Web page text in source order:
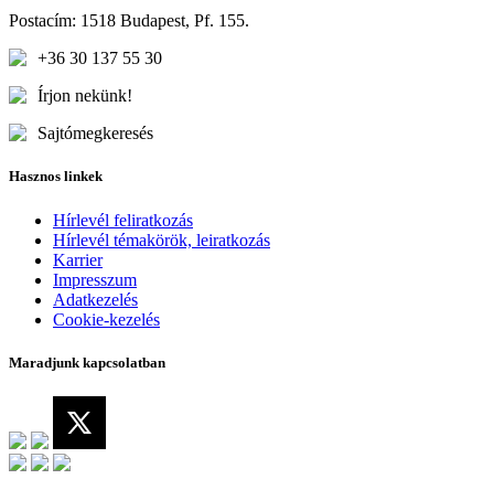
Postacím: 1518 Budapest, Pf. 155.
+36 30 137 55 30
Írjon nekünk!
Sajtómegkeresés
Hasznos linkek
Hírlevél feliratkozás
Hírlevél témakörök, leiratkozás
Karrier
Impresszum
Adatkezelés
Cookie-kezelés
Maradjunk kapcsolatban